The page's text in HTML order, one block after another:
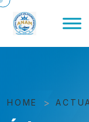
HOME >